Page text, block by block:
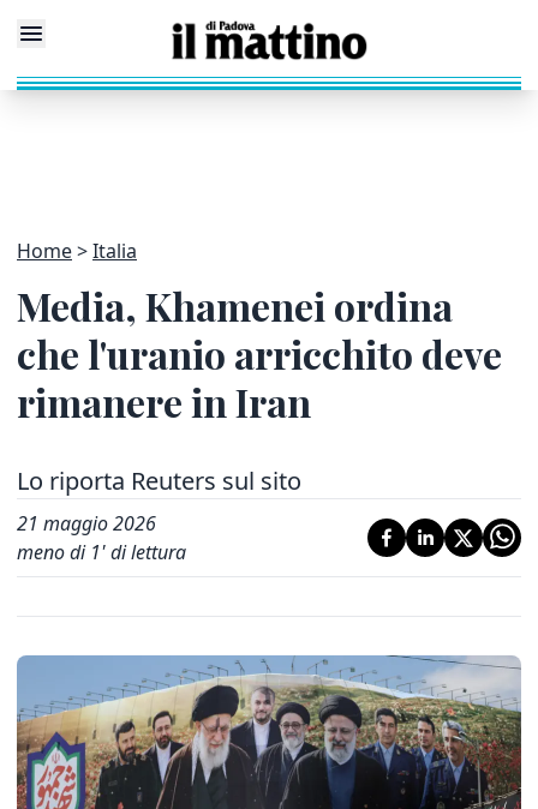
Home Italia
Media, Khamenei ordina
che l'uranio arricchito deve
rimanere in Iran
Lo riporta Reuters sul sito
21 maggio 2026
meno di 1' di lettura